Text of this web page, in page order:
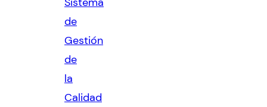
de
Gestión
de
la
Calidad